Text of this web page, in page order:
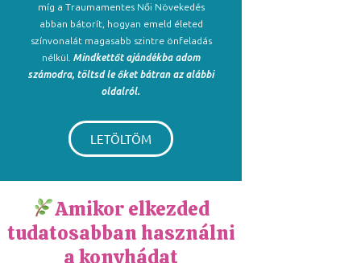
míg a Traumamentes Női Növekedés
abban bátorít, hogyan emeld életed
színvonalát magasabb szintre önfeladás
nélkül. Mindkettőt ajándékba adom
számodra, töltsd le őket bátran az alábbi
oldalról.
LETÖLTÖM
Amikor elkezded
tudatosabban használni
a konyhádat